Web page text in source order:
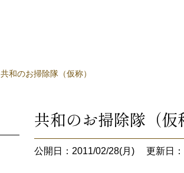
共和のお掃除隊（仮称）
共和のお掃除隊（仮
公開日：2011/02/28(月) 更新日